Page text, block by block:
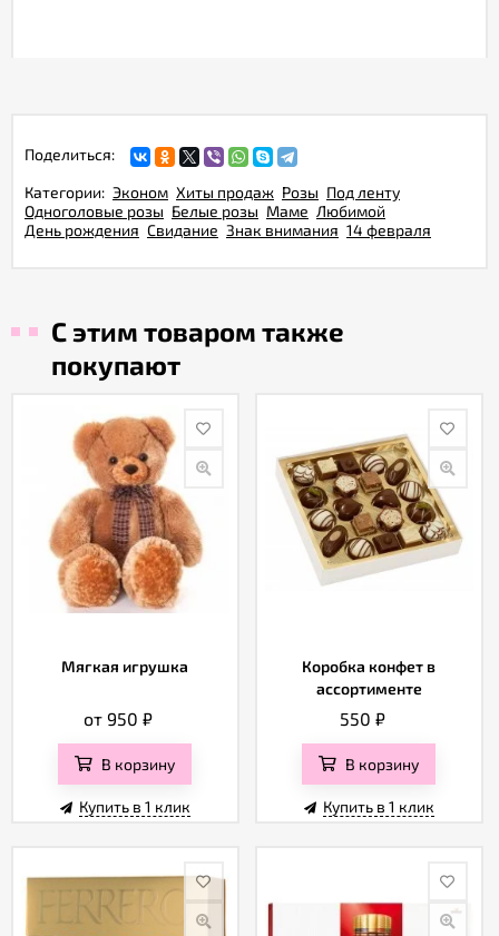
Поделиться:
Категории: Эконом Хиты продаж Розы Под ленту
Одноголовые розы Белые розы Маме Любимой
День рождения Свидание Знак внимания 14 февраля
С этим товаром также
покупают
Мягкая игрушка
от 950₽
В корзину
Купить в 1 клик
Коробка конфет в
ассортименте
550 ₽
В корзину
Купить в 1 клик